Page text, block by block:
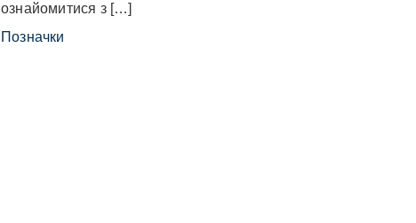
ознайомитися з […]
Позначки